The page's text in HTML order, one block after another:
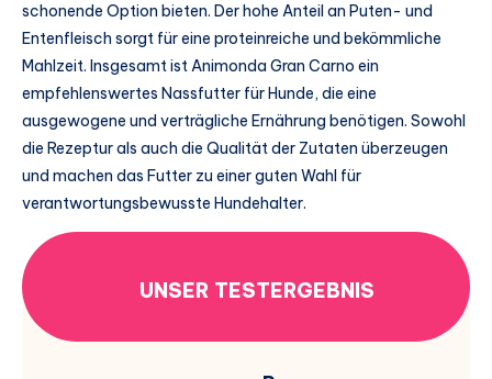
schonende Option bieten. Der hohe Anteil an Puten- und
Entenfleisch sorgt für eine proteinreiche und bekömmliche
Mahlzeit. Insgesamt ist Animonda Gran Carno ein
empfehlenswertes Nassfutter für Hunde, die eine
ausgewogene und verträgliche Ernährung benötigen. Sowohl
die Rezeptur als auch die Qualität der Zutaten überzeugen
und machen das Futter zu einer guten Wahl für
verantwortungsbewusste Hundehalter.
UNSER TESTERGEBNIS